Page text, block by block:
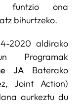
funtzio ona
bihurtzeko.
2020 aldirako
Programak
JA Baterako
Joint Action)
aurkeztu du